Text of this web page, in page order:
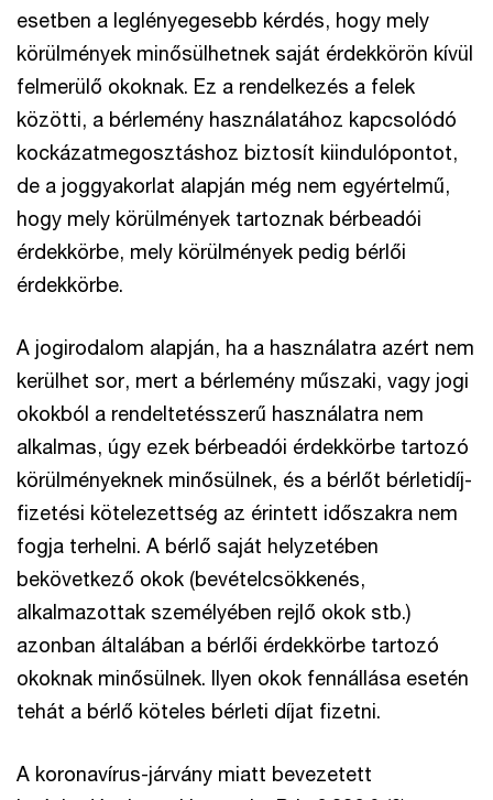
esetben a leglényegesebb kérdés, hogy mely
körülmények minősülhetnek saját érdekkörön kívül
felmerülő okoknak. Ez a rendelkezés a felek
közötti, a bérlemény használatához kapcsolódó
kockázatmegosztáshoz biztosít kiindulópontot,
de a joggyakorlat alapján még nem egyértelmű,
hogy mely körülmények tartoznak bérbeadói
érdekkörbe, mely körülmények pedig bérlői
érdekkörbe.
A jogirodalom alapján, ha a használatra azért nem
kerülhet sor, mert a bérlemény műszaki, vagy jogi
okokból a rendeltetésszerű használatra nem
alkalmas, úgy ezek bérbeadói érdekkörbe tartozó
körülményeknek minősülnek, és a bérlőt bérletidíj-
fizetési kötelezettség az érintett időszakra nem
fogja terhelni. A bérlő saját helyzetében
bekövetkező okok (bevételcsökkenés,
alkalmazottak személyében rejlő okok stb.)
azonban általában a bérlői érdekkörbe tartozó
okoknak minősülnek. Ilyen okok fennállása esetén
tehát a bérlő köteles bérleti díjat fizetni.
A koronavírus-járvány miatt bevezetett